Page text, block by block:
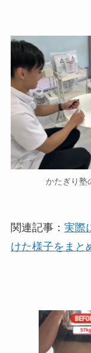
かたぎり塾
関連記事： 実際
けた様子をまと